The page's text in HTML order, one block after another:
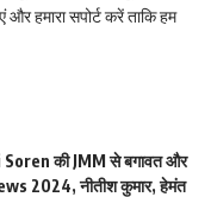
हमारा सपोर्ट करें ताकि हम
की JMM से बगावत और
2024,नीतीश कुमार,हेमंत